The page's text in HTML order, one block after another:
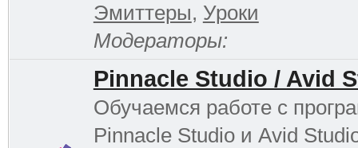
Эмиттеры, Уроки
Модераторы:
Pinnacle Studio / Avid
Обучаемся работе с
Pinnacle Studio и Avid